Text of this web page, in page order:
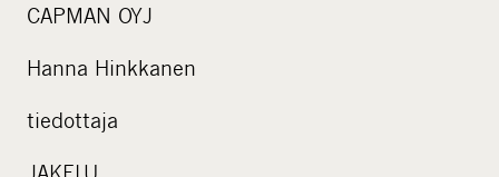
CAPMAN OYJ
Hanna Hinkkanen
tiedottaja